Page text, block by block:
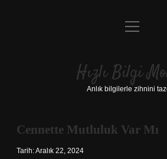
Anasayfa
Yasal Uyarı
menüyü
Hızlı Bilgi
Anlık bilgilerle zihnini
Cennette Mutluluk Var Mı
Tarih: Aralık 22, 2024